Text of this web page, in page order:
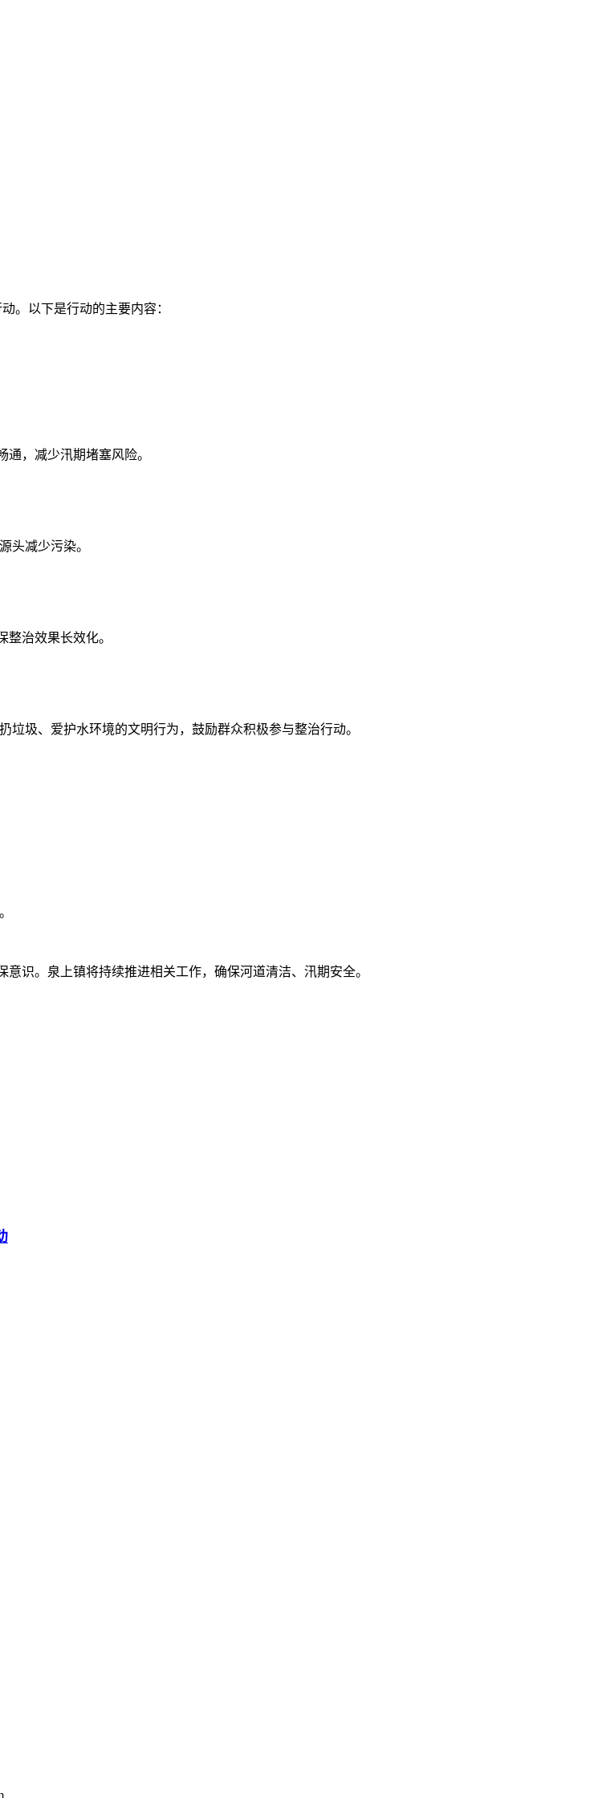
。以下是行动的主要内容：
，减少汛期堵塞风险。
头减少污染。
治效果长效化。
圾、爱护水环境的文明行为，鼓励群众积极参与整治行动。
识。泉上镇将持续推进相关工作，确保河道清洁、汛期安全。